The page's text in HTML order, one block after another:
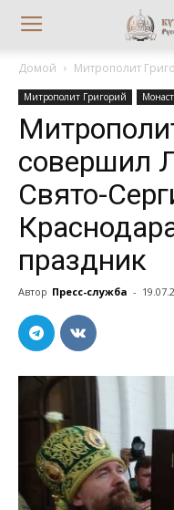
Домой Митрополит
Митрополит Григорий
совершил
Свято-
праздник
Автор Пресс-служба -